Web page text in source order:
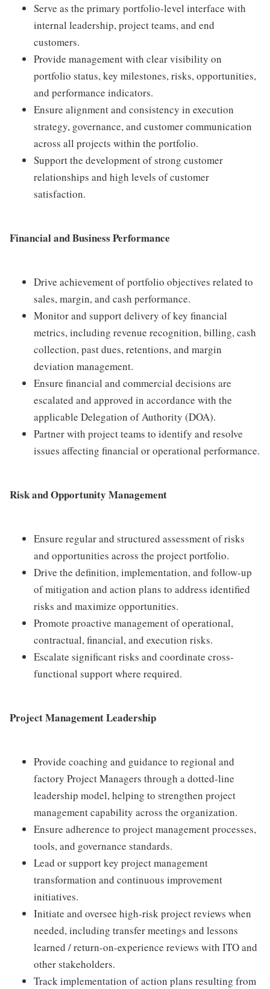
Serve as the primary portfolio-level interface with
internal leadership, project teams, and end
customers.
Provide management with clear visibility on
portfolio status, key milestones, risks, opportunities,
and performance indicators.
Ensure alignment and consistency in execution
strategy, governance, and customer communication
across all projects within the portfolio.
Support the development of strong customer
relationships and high levels of customer
satisfaction.
Financial and Business Performance
Drive achievement of portfolio objectives related to
sales, margin, and cash performance.
Monitor and support delivery of key financial
metrics, including revenue recognition, billing, cash
collection, past dues, retentions, and margin
deviation management.
Ensure financial and commercial decisions are
escalated and approved in accordance with the
applicable Delegation of Authority (DOA).
Partner with project teams to identify and resolve
issues affecting financial or operational performance.
Risk and Opportunity Management
Ensure regular and structured assessment of risks
and opportunities across the project portfolio.
Drive the definition, implementation, and follow-up
of mitigation and action plans to address identified
risks and maximize opportunities.
Promote proactive management of operational,
contractual, financial, and execution risks.
Escalate significant risks and coordinate cross-
functional support where required.
Project Management Leadership
Provide coaching and guidance to regional and
factory Project Managers through a dotted-line
leadership model, helping to strengthen project
management capability across the organization.
Ensure adherence to project management processes,
tools, and governance standards.
Lead or support key project management
transformation and continuous improvement
initiatives.
Initiate and oversee high-risk project reviews when
needed, including transfer meetings and lessons
learned / return-on-experience reviews with ITO and
other stakeholders.
Track implementation of action plans resulting from